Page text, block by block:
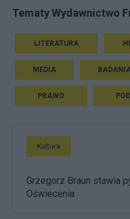
Tematy Wydawnictwo
LITERATURA
MEDIA
PRAWO
Kultura
Grzegorz Braun stawia
Oświecenia